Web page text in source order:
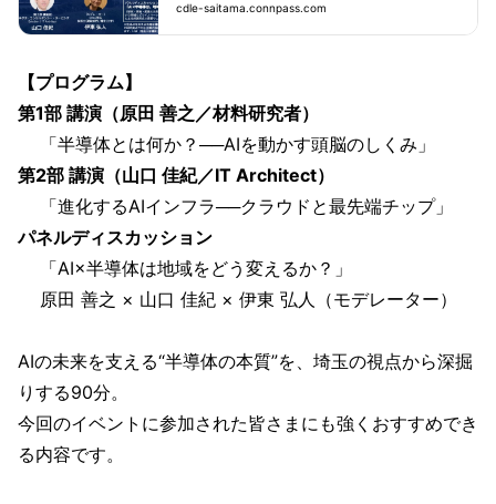
でつなぐ知と産業 ## 開催趣旨 生成AIや大規模
を与え始めています。 全国的に注目される熊本
に迫っています。世界最高水準の露光技術を扱
う鳩山の研究施設や、次世代半導体・量子・ナ
ノテクを担う和光の拠点群、さらには先進的な
技術に挑む中堅・中小の半導体関連企業の存在
が、産業創...
cdle-saitama.connpass.com
【プログラム】
第1部 講演（原田 善之／材料研究者）
「半導体とは何か？──AIを動かす頭脳のしくみ」
第2部 講演（山口 佳紀／IT Architect）
「進化するAIインフラ──クラウドと最先端チップ」
パネルディスカッション
「AI×半導体は地域をどう変えるか？」
原田 善之 × 山口 佳紀 × 伊東 弘人（モデレーター）
AIの未来を支える“半導体の本質”を、埼玉の視点から深掘
りする90分。
今回のイベントに参加された皆さまにも強くおすすめでき
る内容です。